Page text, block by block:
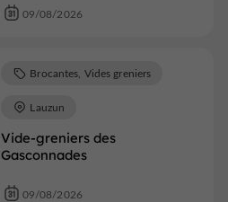
09/08/2026
Vide-greniers des
Gasconnades
Brocantes, Vides greniers
Lauzun
09/08/2026